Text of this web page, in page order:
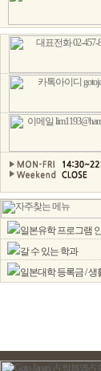
일본유학 프로그램
갈 수 있는 학과
일본대학 등록금 / 생